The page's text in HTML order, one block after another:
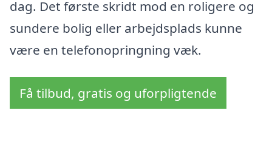
dag. Det første skridt mod en roligere og
sundere bolig eller arbejdsplads kunne
være en telefonopringning væk.
Få tilbud, gratis og uforpligtende